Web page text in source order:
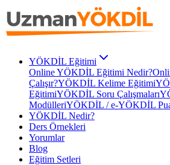
YÖKDİL Eğitimi
Online YÖKDİL Eğitimi Nedir?
Çalışır?YÖKDİL Kelime Eğitimi
EğitimiYÖKDİL Soru Çalışmaları
ModülleriYÖKDİL / e-YÖKDİL
YÖKDİL Nedir?
Ders Örnekleri
Yorumlar
Blog
Eğitim Setleri